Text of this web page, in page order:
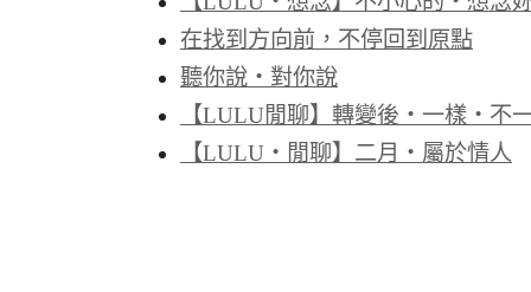
在找到方向前，不停回到原點
聽你說‧對你說
【LULU閒聊】轉變後‧一樣‧不
【LULU‧閒聊】二月‧屬於情人